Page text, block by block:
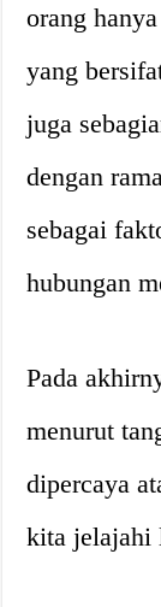
orang
yang
juga
dengan
sebagai
hubungan
Pada
menurut
dipercaya
kita jelajahi